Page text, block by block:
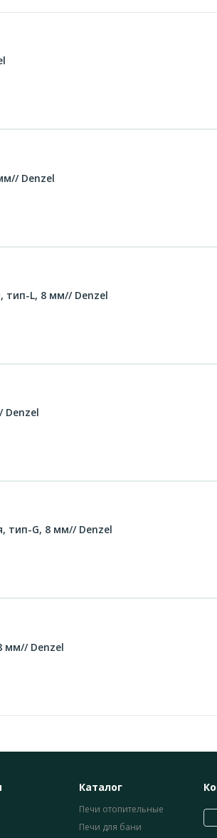
Denzel
тип-L, 8 мм// Denzel
Denzel
тип-G, 8 мм// Denzel
мм// Denzel
Каталог
Печи отопительные
Печи для бани